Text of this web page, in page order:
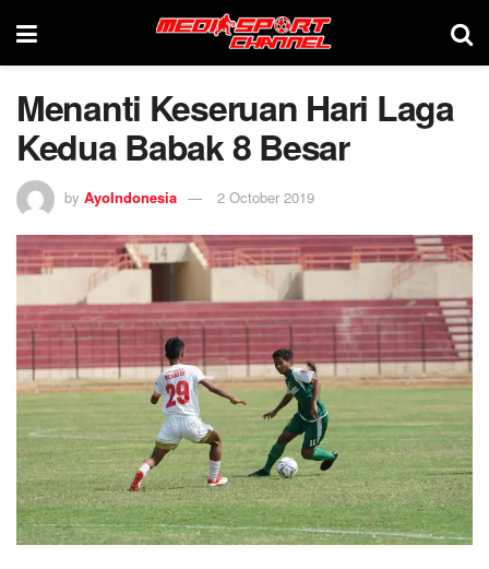
Menanti Keseruan Hari Laga
Kedua Babak 8 Besar
by AyoIndonesia 2 October 2019